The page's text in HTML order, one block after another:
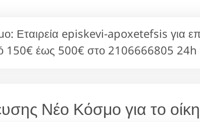
Εταιρεία episkevi-apoxetefsis για
150€ έως 500€ στο 2106666805
Νέο Κόσμο για το